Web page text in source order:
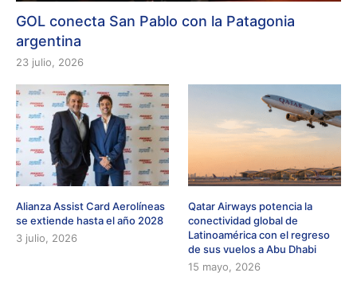
GOL conecta San Pablo con la Patagonia
argentina
23 julio, 2026
Alianza Assist Card Aerolíneas
se extiende hasta el año 2028
3 julio, 2026
Qatar Airways potencia la
conectividad global de
Latinoamérica con el regreso
de sus vuelos a Abu Dhabi
15 mayo, 2026